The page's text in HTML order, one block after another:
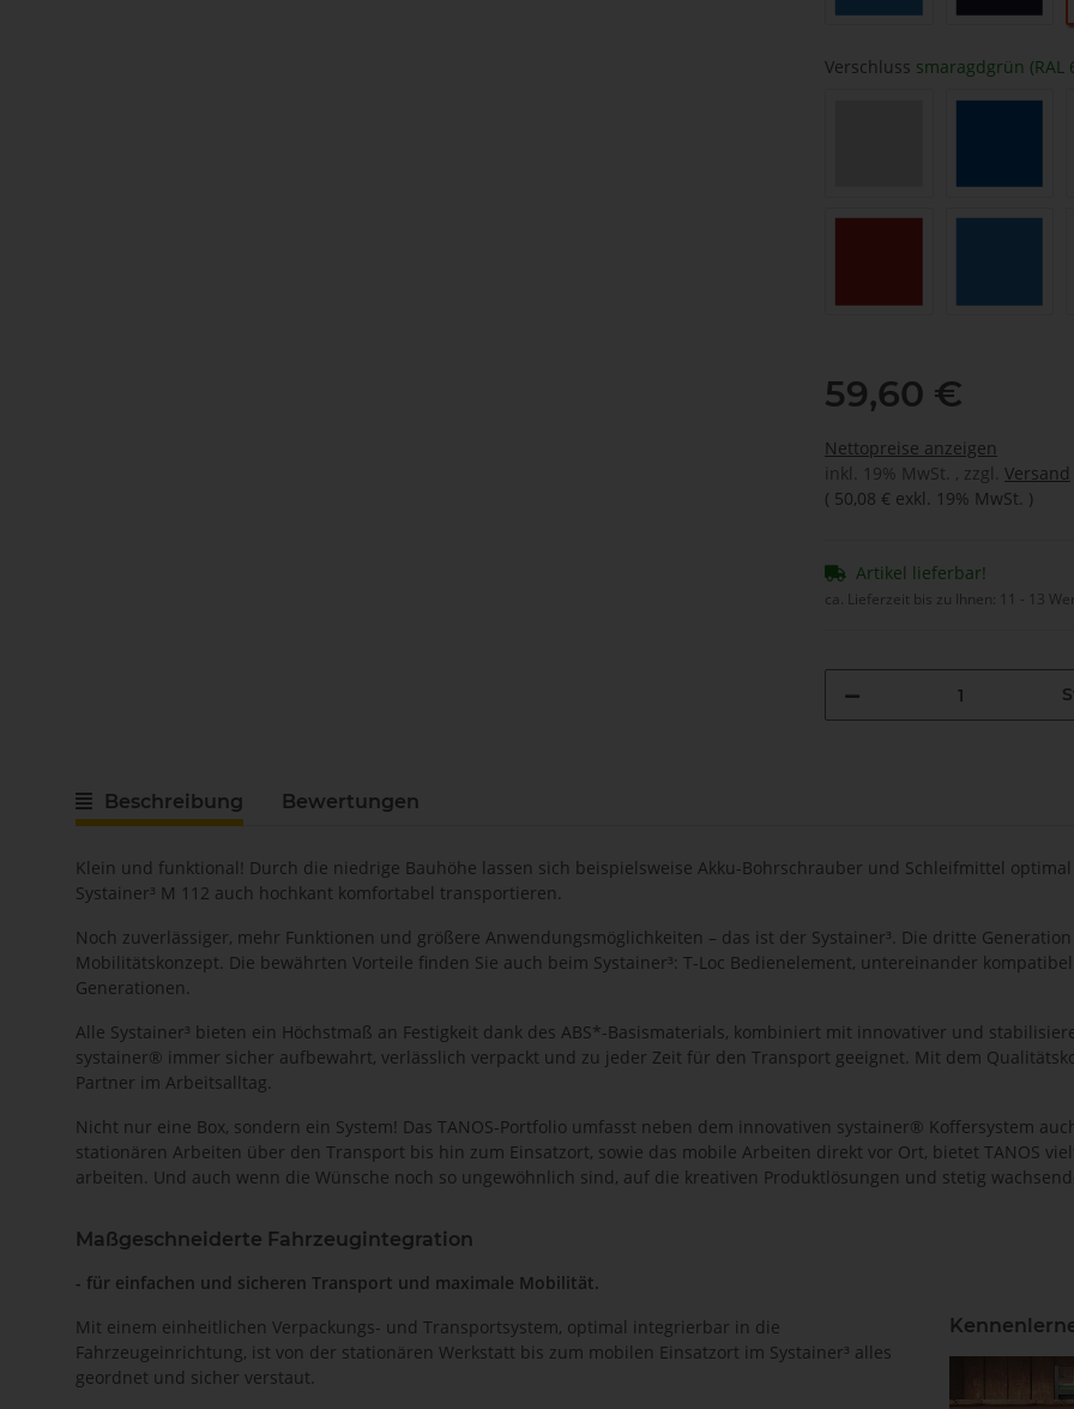
Verschluss smaragdgrün (RAL
59,60 €
Nettopreise anzeigen
inkl. 19% MwSt. , zzgl. Versand
( 50,08 € exkl. 19% MwSt. )
Artikel lieferbar!
ca. Lieferzeit bis zu Ihnen: 11 - 13
Beschreibung Bewertungen
Klein und funktional! Durch die niedrige Bauhöhe lassen sich beispielsweise Akku-Bohrschrauber und Schleifmittel
Systainer³ M 112 auch hochkant komfortabel transportieren.
Noch zuverlässiger, mehr Funktionen und größere Anwendungsmöglichkeiten – das ist der Systainer³. Die dritte
Mobilitätskonzept. Die bewährten Vorteile finden Sie auch beim Systainer³: T-Loc Bedienelement, untereinander
Generationen.
Alle Systainer³ bieten ein Höchstmaß an Festigkeit dank des ABS*-Basismaterials, kombiniert mit innovativer und
systainer® immer sicher aufbewahrt, verlässlich verpackt und zu jeder Zeit für den Transport geeignet. Mit dem
Partner im Arbeitsalltag.
Nicht nur eine Box, sondern ein System! Das TANOS-Portfolio umfasst neben dem innovativen systainer® Koffersystem
stationären Arbeiten über den Transport bis hin zum Einsatzort, sowie das mobile Arbeiten direkt vor Ort, bietet TANOS
arbeiten. Und auch wenn die Wünsche noch so ungewöhnlich sind, auf die kreativen Produktlösungen und stetig
Maßgeschneiderte Fahrzeugintegration
- für einfachen und sicheren Transport und maximale Mobilität.
Mit einem einheitlichen Verpackungs- und Transportsystem, optimal integrierbar in die
Fahrzeugeinrichtung, ist von der stationären Werkstatt bis zum mobilen Einsatzort im Systainer³ alles
geordnet und sicher verstaut.